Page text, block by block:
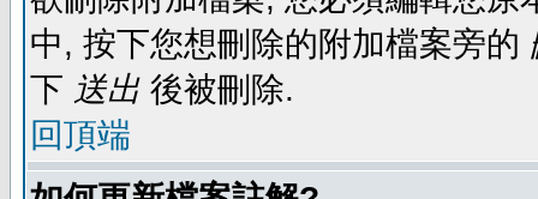
中, 按下您想刪除的附加檔案旁的
下 送出 後被刪除.
回頂端